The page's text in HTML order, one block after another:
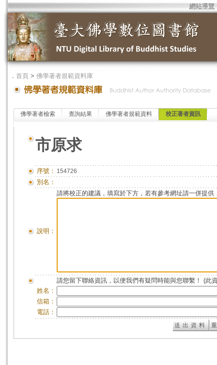
網站導覽
． 首頁 > 佛學著者規範資料庫
佛學著者檢索 查詢結果 佛學著者規範資料 校正著者資訊
市原求
序號： 154726
別名：
說明：
請將校正的建議，填寫於下方，若有參考網址請一併提供
請您留下聯絡資訊，以便我們有疑問時能與您聯繫！ (此
姓名：
信箱：
電話：